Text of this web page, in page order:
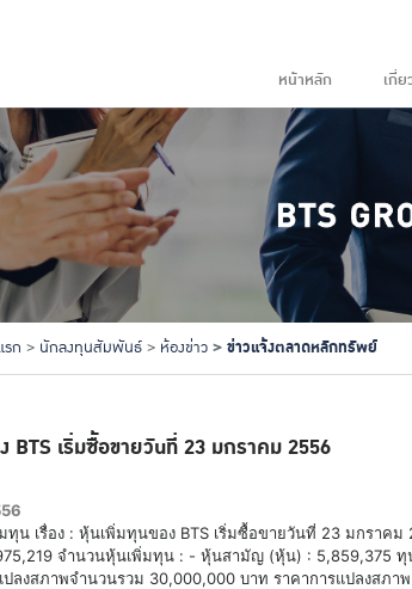
หน้าหลัก เกี่
ก นักลงทุนสัมพันธ์ ห้องข่าว ข่าวแจ้งตลาดหลักทรัพย์
BTS เริ่มซื้อขายวันที่ 23 มกราคม 2556
ทุน เรื่อง : หุ้นเพิ่มทุนของ BTS เริ่มซื้อขายวันที่ 23 มกรา
จำนวนหุ้นเพิ่มทุน : - หุ้นสามัญ (หุ้น) : 5,859,375
ลงสภาพจำนวนรวม 30,000,000 บาท ราคาการแปลงส